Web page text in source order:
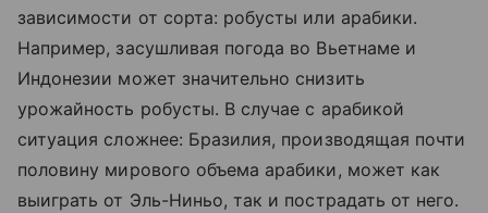
зависимости от сорта: робусты или арабики.
Например, засушливая погода во Вьетнаме и
Индонезии может значительно снизить
урожайность робусты. В случае с арабикой
ситуация сложнее: Бразилия, производящая почти
половину мирового объема арабики, может как
выиграть от Эль-Ниньо, так и пострадать от него.